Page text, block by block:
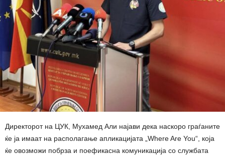
Директорот на ЦУК, Мухамед Али најави дека наскоро граѓаните
ќе ја имаат на располагање апликацијата „Where Are You“, која
ќе овозможи побрза и поефикасна комуникација со службата